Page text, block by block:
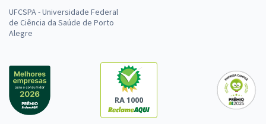
UFCSPA - Universidade Federal
de Ciência da Saúde de Porto
Alegre
RA 1000